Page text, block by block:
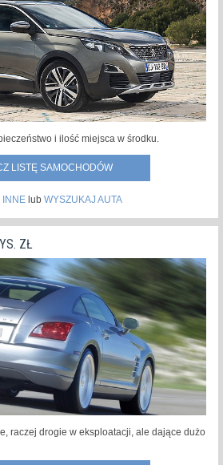
i ilość miejsca w środku.
LISTĘ SAMOCHODÓW
INNElub WYSZUKAJ AUTA
ZŁ
raczej drogie w eksploatacji, ale dające dużo